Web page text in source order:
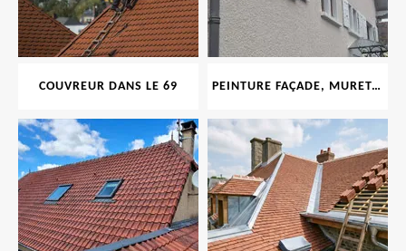
COUVREUR DANS LE 69 PEINTURE FAÇADE, MURET, TOITURE, BOISERIE, FERRONERIE, GOUTTIÈRE 69